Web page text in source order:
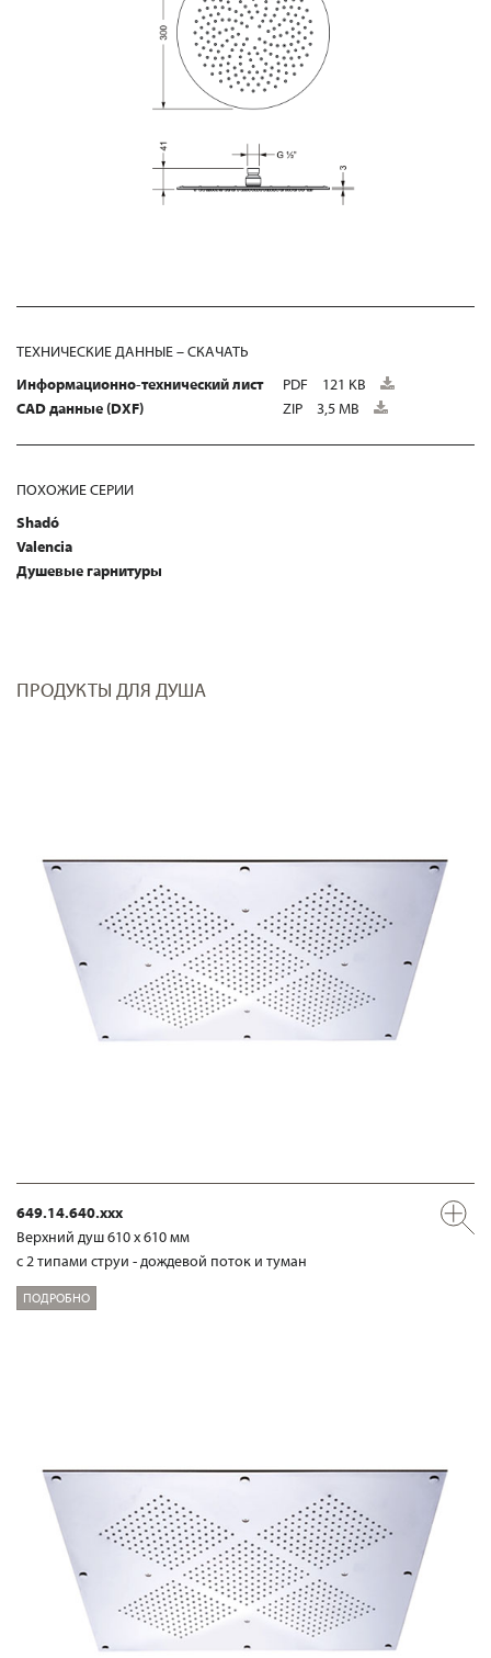
ТЕХНИЧЕСКИЕ ДАННЫЕ – СКАЧАТЬ
Информационно-технический лист
PDF
121 KB
CAD данные (DXF)
ZIP 3,5 MB
ПОХОЖИЕ СЕРИИ
Shadó
Valencia
Душевые гарнитуры
ПРОДУКТЫ ДЛЯ ДУША
649.14.640.xxx
Верхний душ 610 х 610 мм
с 2 типами струи - дождевой поток и туман
ПОДРОБНО